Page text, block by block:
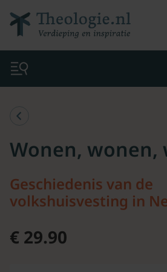
Wonen, wonen,
Geschiedenis van de
volkshuisvesting in
€ 29.90